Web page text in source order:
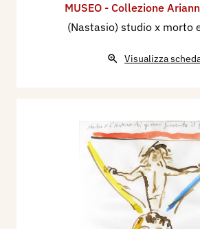
MUSEO - Collezione
(Nastasio) studio x morto
Visualizza